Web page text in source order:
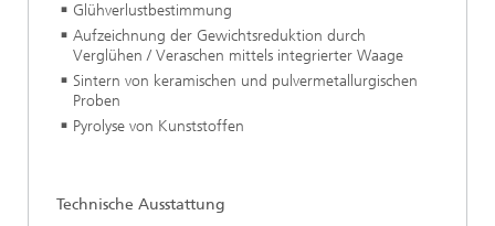
Glühverlustbestimmung
Aufzeichnung der Gewichtsreduktion durch
Verglühen / Veraschen mittels integrierter Waage
Sintern von keramischen und pulvermetallurgischen
Proben
Pyrolyse von Kunststoffen
Technische Ausstattung